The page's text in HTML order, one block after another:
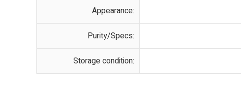
Appearance:
Purity/Specs:
Storage condition: